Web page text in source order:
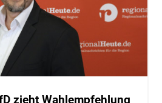
zieht Wahlempfehlung